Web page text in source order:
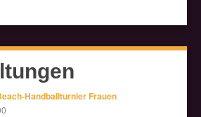
Handballturnier Frauen